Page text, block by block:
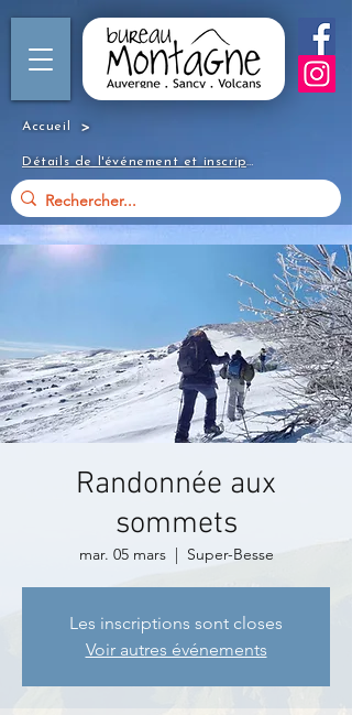
Accueil >
Détails de l'événement et inscription
Randonnée aux
sommets
mar. 05 mars
  |
Super-Besse
Les inscriptions sont closes
Voir autres événements